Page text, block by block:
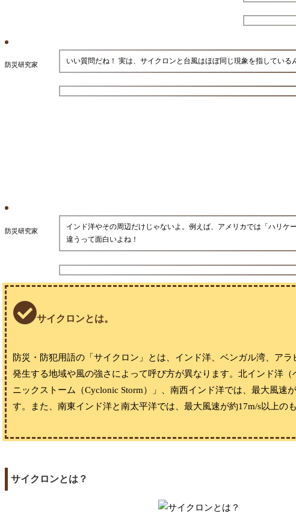
防災研究家 いい質問だね！ 実は、サイクロンと台風はほぼ同じ現象を指している
防災研究家
インド洋やその周辺だけじゃないよ。例えば、アメリカでは「ハリ
違うって面白いよね！
サイクロンとは。
防災・防犯用語の「サイクロン」とは、インド洋、ベンガル湾、ア
発生する地域や風の強さによって呼び方が異なります。北インド洋
ニックストーム（Cyclonic Storm）」、南西インド洋では、最大風速
す。また、南東インド洋と南太平洋では、最大風速が約17m/s以上の
サイクロンとは？